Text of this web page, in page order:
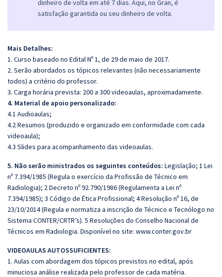
dinheiro de volta em até 7 dias. Aqui, no Gran, é
satisfação garantida ou seu dinheiro de volta.
Mais Detalhes:
1. Curso baseado no Edital Nº 1, de 29 de maio de 2017.
2. Serão abordados os tópicos relevantes (não necessariamente
todos) a critério do professor.
3. Carga horária prevista: 200 a 300 videoaulas, aproximadamente.
4. Material de apoio personalizado:
4.1 Audioaulas;
4.2 Resumos (produzido e organizado em conformidade com cada
videoaula);
4.3 Slides para acompanhamento das videoaulas.
5. Não serão ministrados os seguintes conteúdos: Legislação; 1 Lei
nº 7.394/1985 (Regula o exercício da Profissão de Técnico em
Radiologia); 2 Decreto nº 92.790/1986 (Regulamenta a Lei nº
7.394/1985); 3 Código de Ética Profissional; 4 Resolução nº 16, de
23/10/2014 (Regula e normatiza a inscrição de Técnico e Tecnólogo no
Sistema CONTER/CRTR’s). 5 Resoluções do Conselho Nacional de
Técnicos em Radiologia. Disponível no site: www.conter.gov.br
VIDEOAULAS AUTOSSUFICIENTES:
1. Aulas com abordagem dos tópicos previstos no edital, após
minuciosa análise realizada pelo professor de cada matéria.